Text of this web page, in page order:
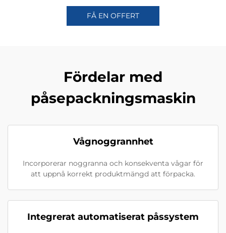
FÅ EN OFFERT
Fördelar med
påsepackningsmaskin
Vågnoggrannhet
Incorporerar noggranna och konsekventa vågar för
att uppnå korrekt produktmängd att förpacka.
Integrerat automatiserat påssystem